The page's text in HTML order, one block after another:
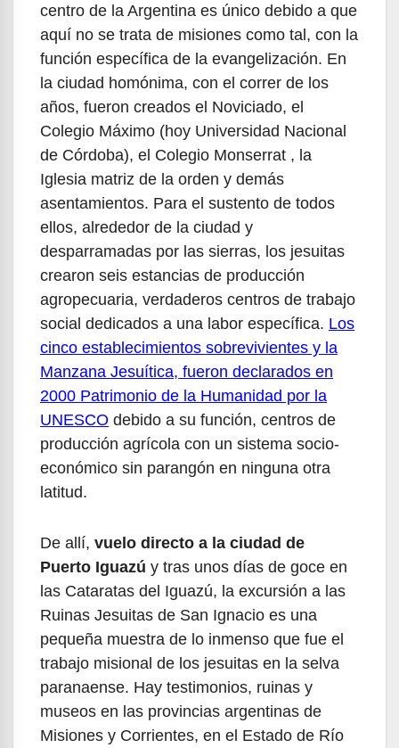
centro de la Argentina es único debido a que
aquí no se trata de misiones como tal, con la
función específica de la evangelización. En
la ciudad homónima, con el correr de los
años, fueron creados el Noviciado, el
Colegio Máximo (hoy Universidad Nacional
de Córdoba), el Colegio Monserrat , la
Iglesia matriz de la orden y demás
asentamientos. Para el sustento de todos
ellos, alrededor de la ciudad y
desparramadas por las sierras, los jesuitas
crearon seis estancias de producción
agropecuaria, verdaderos centros de trabajo
social dedicados a una labor específica. Los
cinco establecimientos sobrevivientes y la
Manzana Jesuítica, fueron declarados en
2000 Patrimonio de la Humanidad por la
UNESCO debido a su función, centros de
producción agrícola con un sistema socio-
económico sin parangón en ninguna otra
latitud.
De allí, vuelo directo a la ciudad de
Puerto Iguazú y tras unos días de goce en
las Cataratas del Iguazú, la excursión a las
Ruinas Jesuitas de San Ignacio es una
pequeña muestra de lo inmenso que fue el
trabajo misional de los jesuitas en la selva
paranaense. Hay testimonios, ruinas y
museos en las provincias argentinas de
Misiones y Corrientes, en el Estado de Río